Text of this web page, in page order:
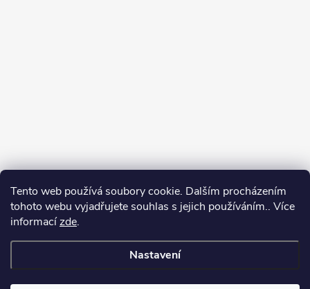
Tento web používá soubory cookie. Dalším procházením
tohoto webu vyjadřujete souhlas s jejich používáním.. Více
informacízde.
Nastavení
Spolupracujeme
nastavení cookies